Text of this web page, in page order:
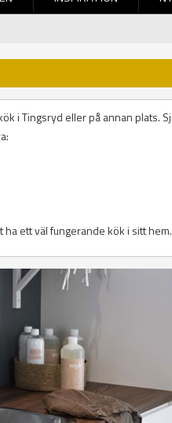
i Tingsryd eller på annan plats.
ett väl fungerande kök i sitt hem.